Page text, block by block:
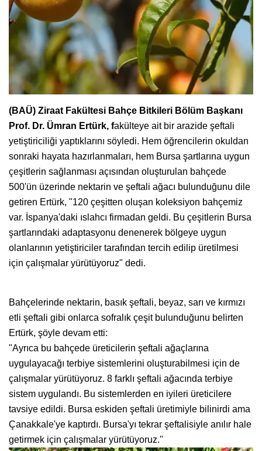
(BAÜ) Ziraat Fakültesi Bahçe Bitkileri Bölüm Başkanı
Prof. Dr. Ümran Ertürk, fakülteye ait bir arazide şeftali
yetiştiriciliği yaptıklarını söyledi. Hem öğrencilerin okuldan
sonraki hayata hazırlanmaları, hem Bursa şartlarına uygun
çeşitlerin sağlanması açısından oluşturulan bahçede
500'ün üzerinde nektarin ve şeftali ağacı bulunduğunu dile
getiren Ertürk, "120 çeşitten oluşan koleksiyon bahçemiz
var. İspanya'daki ıslahcı firmadan geldi. Bu çeşitlerin Bursa
şartlarındaki adaptasyonu denenerek bölgeye uygun
olanlarının yetiştiriciler tarafından tercih edilip üretilmesi
için çalışmalar yürütüyoruz" dedi.
Bahçelerinde nektarin, basık şeftali, beyaz, sarı ve kırmızı
etli şeftali gibi onlarca sofralık çeşit bulunduğunu belirten
Ertürk, şöyle devam etti:
"Ayrıca bu bahçede üreticilerin şeftali ağaçlarına
uygulayacağı terbiye sistemlerini oluşturabilmesi için de
çalışmalar yürütüyoruz. 8 farklı şeftali ağacında terbiye
sistem uygulandı. Bu sistemlerden en iyileri üreticilere
tavsiye edildi. Bursa eskiden şeftali üretimiyle bilinirdi ama
Çanakkale'ye kaptırdı. Bursa'yı tekrar şeftalisiyle anılır hale
getirmek için çalışmalar yürütüyoruz."